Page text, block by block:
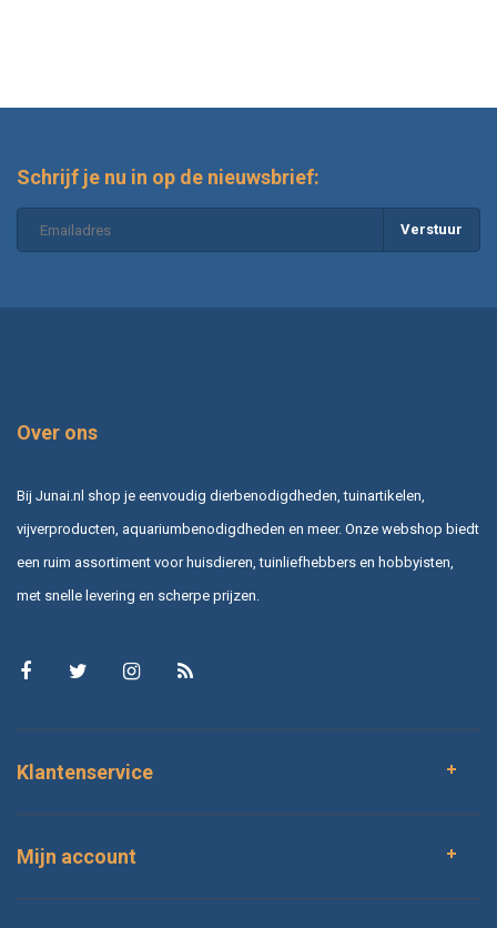
Schrijf je nu in op de nieuwsbrief:
Verstuur
Over ons
Bij Junai.nl shop je eenvoudig dierbenodigdheden, tuinartikelen,
vijverproducten, aquariumbenodigdheden en meer. Onze webshop biedt
een ruim assortiment voor huisdieren, tuinliefhebbers en hobbyisten,
met snelle levering en scherpe prijzen.
Klantenservice
Mijn account